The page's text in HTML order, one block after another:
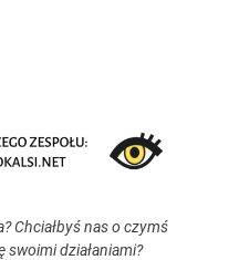
Chciałbyś nas o czymś
działaniami?